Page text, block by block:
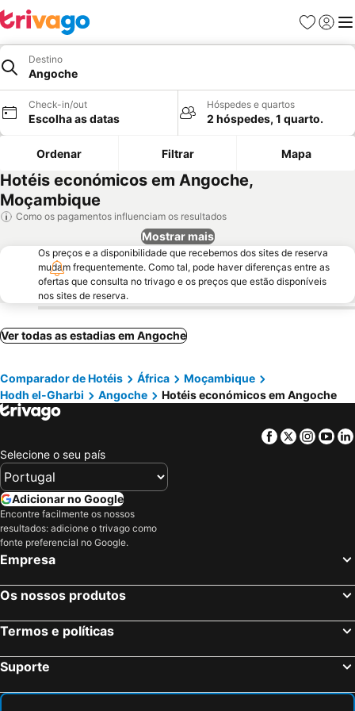
Favoritos
Iniciar
Destino
Angoche
Check-in/out
Escolha as datas
Hóspedes e quartos
2 hóspedes, 1 quarto.
Ordenar Filtrar Mapa
Hotéis económicos em Angoche,
Moçambique
Como os pagamentos influenciam os resultados
Mostrar mais
Os preços e a disponibilidade que recebemos dos sites de reserva
mudam frequentemente. Como tal, pode haver diferenças entre as
ofertas que consulta no trivago e os preços que estão disponíveis
nos sites de reserva.
Ver todas as estadias em Angoche
Comparador de Hotéis África
Moçambique
Hodh el-Gharbi
Angoche Hotéis económicos em Angoche
Facebook
Twitter
Selecione o seu país
Adicionar no Google
Encontre facilmente os nossos
resultados: adicione o trivago como
fonte preferencial no Google.
Empresa
Os nossos produtos
Termos e políticas
Suporte